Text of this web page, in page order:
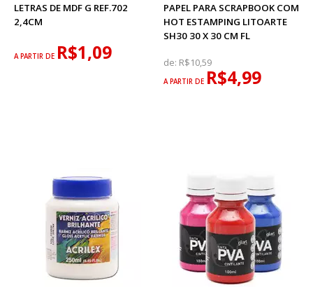
LETRAS DE MDF G REF.702
2,4CM
A PARTIR DE R$1,09
PAPEL PARA SCRAPBOOK COM
HOT ESTAMPING LITOARTE
SH30 30 X 30 CM FL
de: R$10,59
A PARTIR DE R$4,99